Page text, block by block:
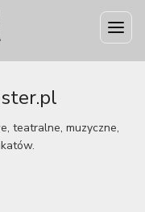
teatralne, muzyczne,